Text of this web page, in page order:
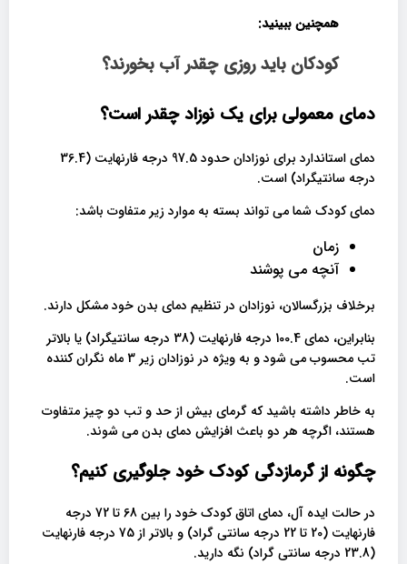
همچنین ببینید:
کودکان باید روزی چقدر آب بخورند؟
دمای معمولی برای یک نوزاد چقدر است؟
دمای استاندارد برای نوزادان حدود 97.5 درجه فارنهایت (36.4
درجه سانتیگراد) است.
دمای کودک شما می تواند بسته به موارد زیر متفاوت باشد:
زمان
آنچه می پوشند
برخلاف بزرگسالان، نوزادان در تنظیم دمای بدن خود مشکل دارند.
بنابراین، دمای 100.4 درجه فارنهایت (38 درجه سانتیگراد) یا بالاتر
تب محسوب می شود و به ویژه در نوزادان زیر 3 ماه نگران کننده
است.
به خاطر داشته باشید که گرمای بیش از حد و تب دو چیز متفاوت
هستند، اگرچه هر دو باعث افزایش دمای بدن می شوند.
چگونه از گرمازدگی کودک خود جلوگیری کنیم؟
در حالت ایده آل، دمای اتاق کودک خود را بین 68 تا 72 درجه
فارنهایت (20 تا 22 درجه سانتی گراد) و بالاتر از 75 درجه فارنهایت
(23.8 درجه سانتی گراد) نگه دارید.